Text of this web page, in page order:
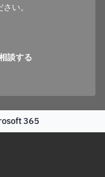
い。
談する
365